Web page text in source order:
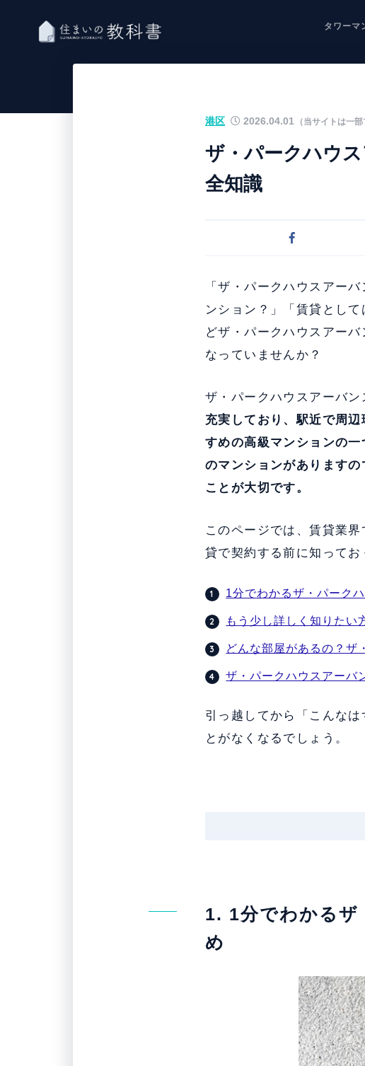
タワーマ
（当サイトは一
港区 2026.04.01
ザ・パークハウ
全知識
「ザ・パークハウスアー
ンション？」「賃貸とし
どザ・パークハウスアー
なっていませんか？
ザ・パークハウスアーバン
充実しており、駅近で周
すめの高級マンションの
のマンションがあります
ことが大切です。
このページでは、賃貸業
貸で契約する前に知ってお
1分でわかるザ・パーク
もう少し詳しく知りたい
どんな部屋があるの？ザ
ザ・パークハウスアーバ
引っ越してから「こんな
とがなくなるでしょう。
1. 1分でわかるザ
め